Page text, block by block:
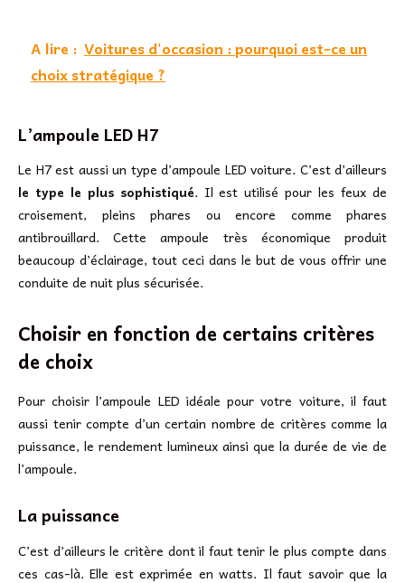
A lire : Voitures d'occasion : pourquoi est-ce un
choix stratégique ?
L’ampoule LED H7
Le H7 est aussi un type d’ampoule LED voiture. C’est d’ailleurs
le type le plus sophistiqué. Il est utilisé pour les feux de
croisement, pleins phares ou encore comme phares
antibrouillard. Cette ampoule très économique produit
beaucoup d’éclairage, tout ceci dans le but de vous offrir une
conduite de nuit plus sécurisée.
Choisir en fonction de certains critères
de choix
Pour choisir l’ampoule LED idéale pour votre voiture, il faut
aussi tenir compte d’un certain nombre de critères comme la
puissance, le rendement lumineux ainsi que la durée de vie de
l’ampoule.
La puissance
C’est d’ailleurs le critère dont il faut tenir le plus compte dans
ces cas-là. Elle est exprimée en watts. Il faut savoir que la